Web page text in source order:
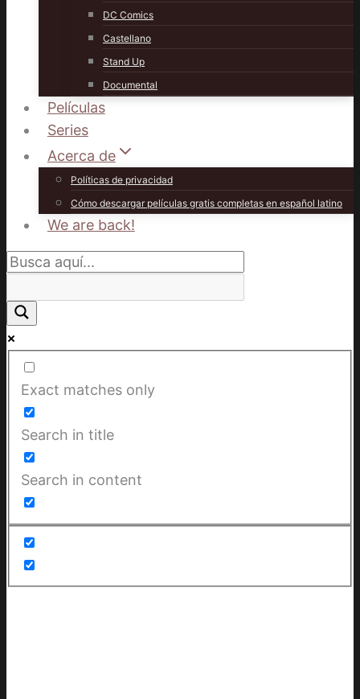
DC Comics
Castellano
Stand Up
Documental
Películas
Series
Acerca de
Políticas de privacidad
Cómo descargar películas gratis completas en español latino
We are back!
Exact matches only
Search in title
Search in content